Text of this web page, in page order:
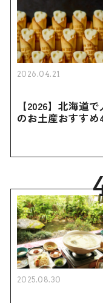
2026.04.21
【2026】北海道
のお土産おすすめ
買えない限定品、
2025.08.30